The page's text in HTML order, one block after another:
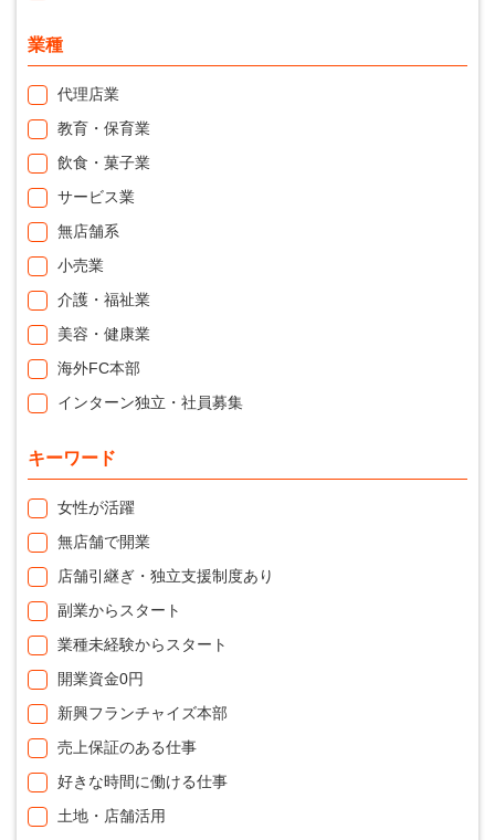
業種
代理店業
教育・保育業
飲食・菓子業
サービス業
無店舗系
小売業
介護・福祉業
美容・健康業
海外FC本部
インターン独立・社員募集
キーワード
女性が活躍
無店舗で開業
店舗引継ぎ・独立支援制度あり
副業からスタート
業種未経験からスタート
開業資金0円
新興フランチャイズ本部
売上保証のある仕事
好きな時間に働ける仕事
土地・店舗活用